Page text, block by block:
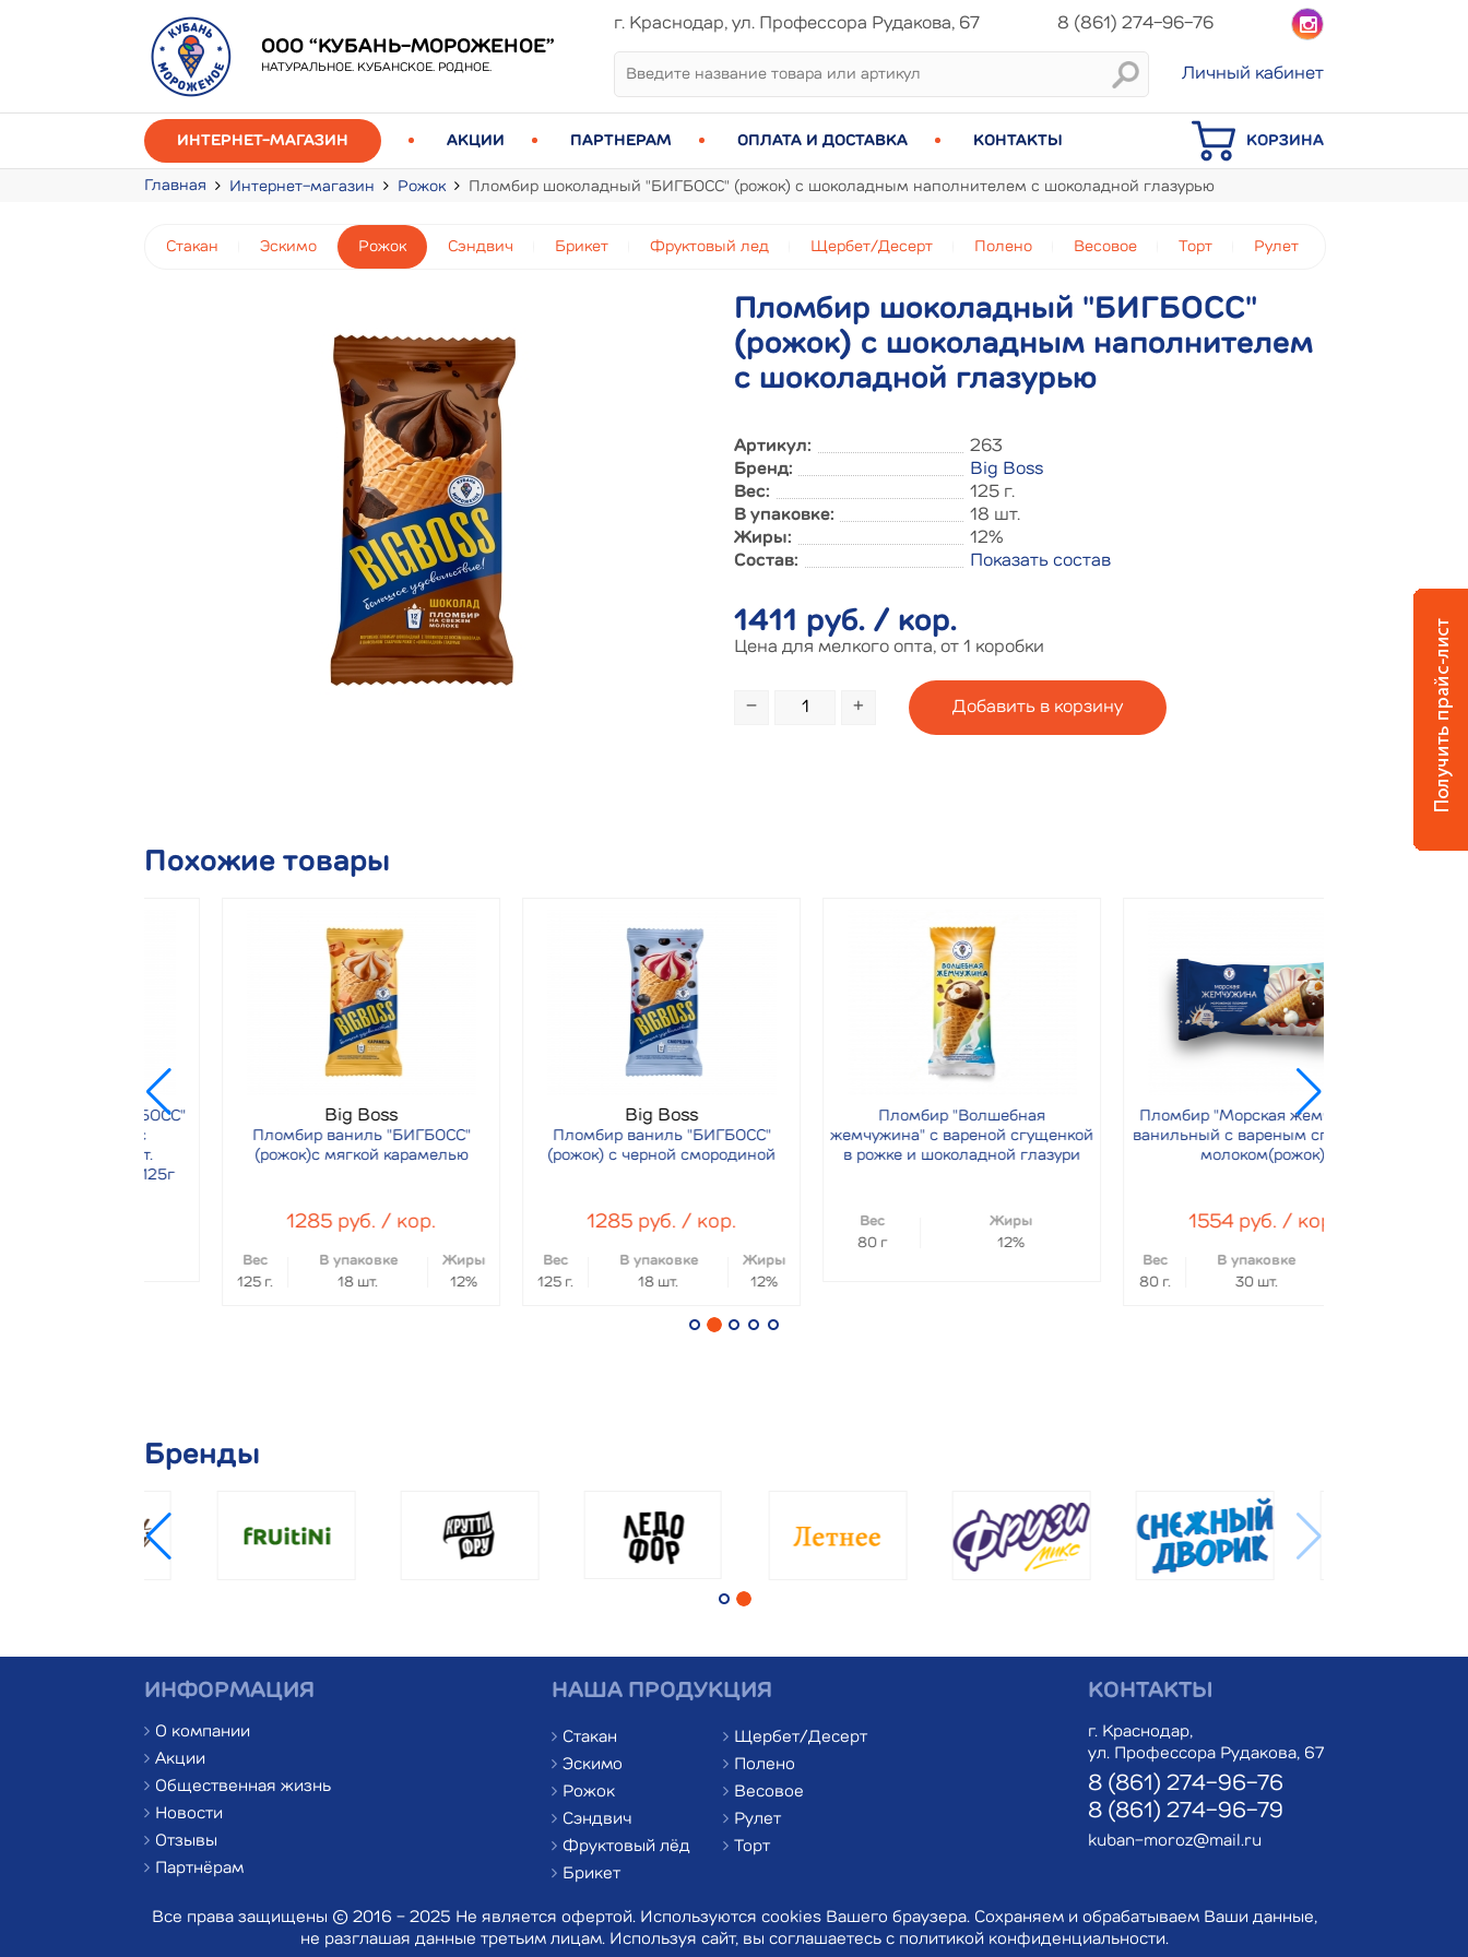
ООО “КУБАНЬ-МОРОЖЕНОЕ”
НАТУРАЛЬНОЕ. КУБАНСКОЕ. РОДНОЕ.
г. Краснодар, ул. Профессора Рудакова, 67 8 (861) 274-96-76
Личный кабинет
ИНТЕРНЕТ-МАГАЗИН АКЦИИ ПАРТНЕРАМ ОПЛАТА И ДОСТАВКА КОНТАКТЫ КОРЗИНА
Главная Интернет-магазин Рожок Пломбир шоколадный "БИГБОСС" (рожок) с шоколадным наполнителем с шоколадной глазурью
Стакан Эскимо Рожок Сэндвич Брикет Фруктовый лед Щербет/Десерт Полено Весовое Торт Рулет
Пломбир шоколадный "БИГБОСС"
(рожок) с шоколадным наполнителем
с шоколадной глазурью
Артикул:
263
Бренд:
Big Boss
Вес:
125 г.
В упаковке:
18 шт.
Жиры:
12%
Состав:
Показать состав
1411 руб. / кор.
Цена для мелкого опта, от 1 коробки
− +
Похожие товары
Пломбир ваниль "БИГБОСС"
(рожок)с мягкой карамелью
1285 руб. / кор.
В упаковке
18 шт.
Жиры
12%
Пломбир ваниль "БИГБОСС"
(рожок) с черной смородиной
1285 руб. / кор.
Вес
125 г.
В упаковке
18 шт.
Жиры
12%
Пломбир "Волшебная
жемчужина" с вареной сгущенкой
в рожке и шоколадной глазури
Пломбир "Морская жемчужина"
ванильный с вареным сгущеным
молоком(рожок)
1554 руб. / кор.
В упаковке
30 шт.
Жиры
12%
Бренды
ИНФОРМАЦИЯ
О компании
Акции
Общественная жизнь
Новости
Отзывы
Партнёрам
НАША ПРОДУКЦИЯ
Стакан
Эскимо
Рожок
Сэндвич
Фруктовый лёд
Брикет
Щербет/Десерт
Полено
Весовое
Рулет
Торт
КОНТАКТЫ
г. Краснодар,
ул. Профессора Рудакова, 67
8 (861) 274-96-76
8 (861) 274-96-79
kuban-moroz@mail.ru
Все права защищены © 2016 - 2025 Не является офертой. Используются cookies Вашего браузера. Сохраняем и обрабатываем Ваши данные,
не разглашая данные третьим лицам. Используя сайт, вы соглашаетесь с политикой конфиденциальности.